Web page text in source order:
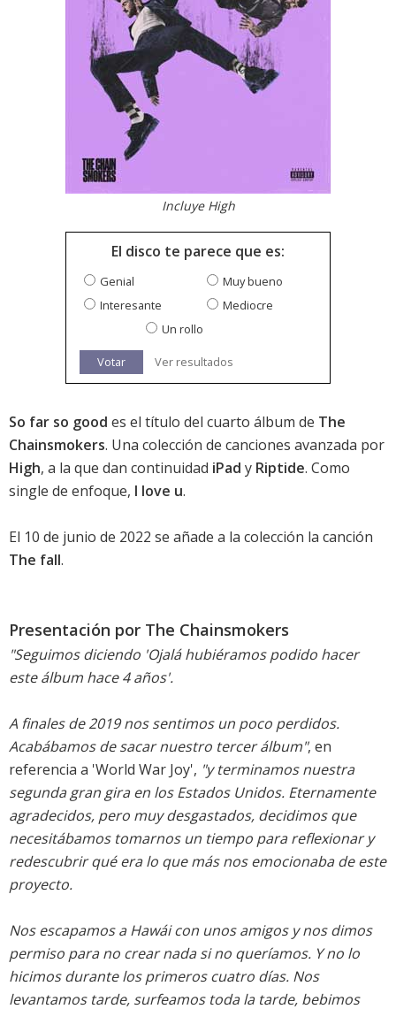
Incluye High
El disco te parece que es:
Genial
Muy bueno
Interesante
Mediocre
Un rollo
Votar Ver resultados
So far so good es el título del cuarto álbum de The
Chainsmokers. Una colección de canciones avanzada por
High, a la que dan continuidad iPad y Riptide. Como
single de enfoque, I love u.
El 10 de junio de 2022 se añade a la colección la canción
The fall.
Presentación por The Chainsmokers
"Seguimos diciendo 'Ojalá hubiéramos podido hacer
este álbum hace 4 años'.
A finales de 2019 nos sentimos un poco perdidos.
Acabábamos de sacar nuestro tercer álbum", en
referencia a 'World War Joy', "y terminamos nuestra
segunda gran gira en los Estados Unidos. Eternamente
agradecidos, pero muy desgastados, decidimos que
necesitábamos tomarnos un tiempo para reflexionar y
redescubrir qué era lo que más nos emocionaba de este
proyecto.
Nos escapamos a Hawái con unos amigos y nos dimos
permiso para no crear nada si no queríamos. Y no lo
hicimos durante los primeros cuatro días. Nos
levantamos tarde, surfeamos toda la tarde, bebimos